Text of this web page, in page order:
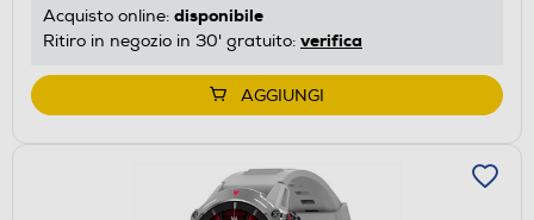
Acquisto online: disponibile
Ritiro in negozio in 30' gratuito: verifica
AGGIUNGI